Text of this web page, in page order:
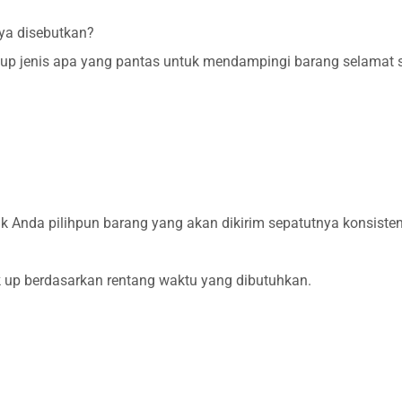
disebutkan?
jenis apa yang pantas untuk mendampingi barang
pilihpun barang yang akan dikirim sepatutnya
berdasarkan rentang waktu yang dibutuhkan.